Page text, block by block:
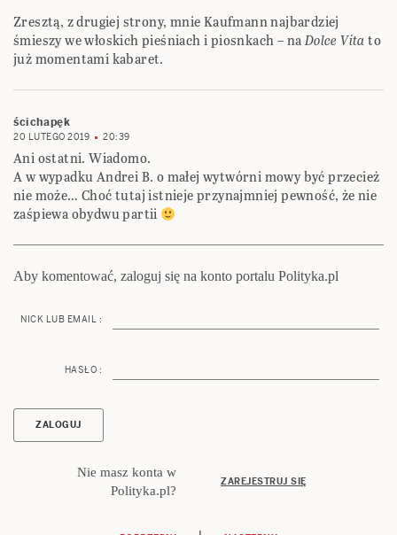
Zresztą, z drugiej strony, mnie Kaufmann najbardziej
śmieszy we włoskich pieśniach i piosnkach – naDolce Vitato
już momentami kabaret.
ścichapęk
20 LUTEGO 2019 20:39
Ani ostatni. Wiadomo.
A w wypadku Andrei B. o małej wytwórni mowy być przecież
nie może… Choć tutaj istnieje przynajmniej pewność, że nie
zaśpiewa obydwu partii
Aby komentować, zaloguj się na konto portalu Polityka.pl
NICK LUB EMAIL :
HASŁO :
Nie masz konta w
Polityka.pl?
ZAREJESTRUJ SIĘ